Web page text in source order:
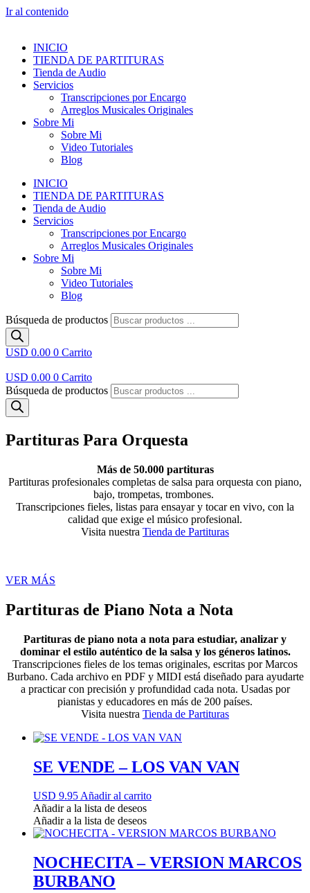
Ir al contenido
INICIO
TIENDA DE PARTITURAS
Tienda de Audio
Servicios
Transcripciones por Encargo
Arreglos Musicales Originales
Sobre Mi
Sobre Mi
Video Tutoriales
Blog
INICIO
TIENDA DE PARTITURAS
Tienda de Audio
Servicios
Transcripciones por Encargo
Arreglos Musicales Originales
Sobre Mi
Sobre Mi
Video Tutoriales
Blog
Búsqueda de productos
USD 0.00 0 Carrito
USD 0.00 0 Carrito
Búsqueda de productos
Partituras Para Orquesta
Más de 50.000 partituras
Partituras profesionales completas de salsa para orquesta con piano,
bajo, trompetas, trombones.
Transcripciones fieles, listas para ensayar y tocar en vivo, con la
calidad que exige el músico profesional.
Visita nuestra Tienda de Partituras
VER MÁS
Partituras de Piano Nota a Nota
Partituras de piano nota a nota para estudiar, analizar y
dominar el estilo auténtico de la salsa y los géneros latinos.
Transcripciones fieles de los temas originales, escritas por Marcos
Burbano. Cada archivo en PDF y MIDI está diseñado para ayudarte
a practicar con precisión y profundidad cada nota. Usadas por
pianistas y educadores en más de 200 países.
Visita nuestra Tienda de Partituras
SE VENDE – LOS VAN VAN
USD 9.95Añadir al carrito
Añadir a la lista de deseos
Añadir a la lista de deseos
NOCHECITA – VERSION MARCOS
BURBANO